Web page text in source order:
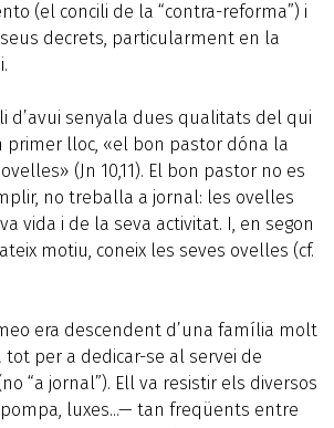
(el concili de la “contra-reforma”) i
decrets, particularment en la
d’avui senyala dues qualitats del qui
primer lloc, «el bon pastor dóna la
(Jn 10,11). El bon pastor no es
no treballa a jornal: les ovelles
vida i de la seva activitat. I, en segon
motiu, coneix les seves ovelles (cf.
era descendent d’una família molt
tot per a dedicar-se al servei de
“a jornal”). Ell va resistir els diversos
luxes...— tan freqüents entre